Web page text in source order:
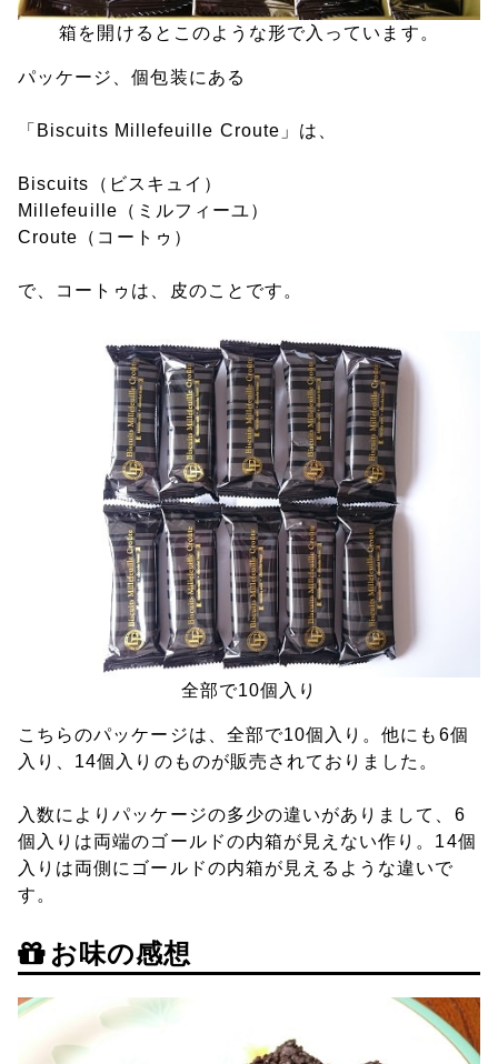
箱を開けるとこのような形で入っています。
パッケージ、個包装にある
「Biscuits Millefeuille Croute」は、
Biscuits（ビスキュイ）
Millefeuille（ミルフィーユ）
Croute（コートゥ）
で、コートゥは、皮のことです。
全部で10個入り
こちらのパッケージは、全部で10個入り。他にも6個
入り、14個入りのものが販売されておりました。
入数によりパッケージの多少の違いがありまして、6
個入りは両端のゴールドの内箱が見えない作り。14個
入りは両側にゴールドの内箱が見えるような違いで
す。
お味の感想